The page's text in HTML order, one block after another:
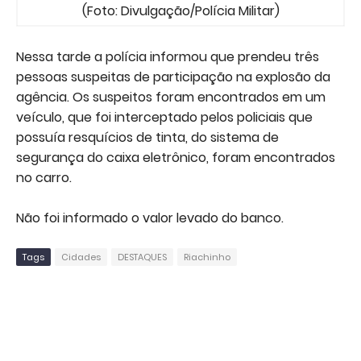
(Foto: Divulgação/Polícia Militar)
Nessa tarde a polícia informou que prendeu três
pessoas suspeitas de participação na explosão da
agência. Os suspeitos foram encontrados em um
veículo, que foi interceptado pelos policiais que
possuía resquícios de tinta, do sistema de
segurança do caixa eletrônico, foram encontrados
no carro.
Não foi informado o valor levado do banco.
Tags Cidades DESTAQUES Riachinho